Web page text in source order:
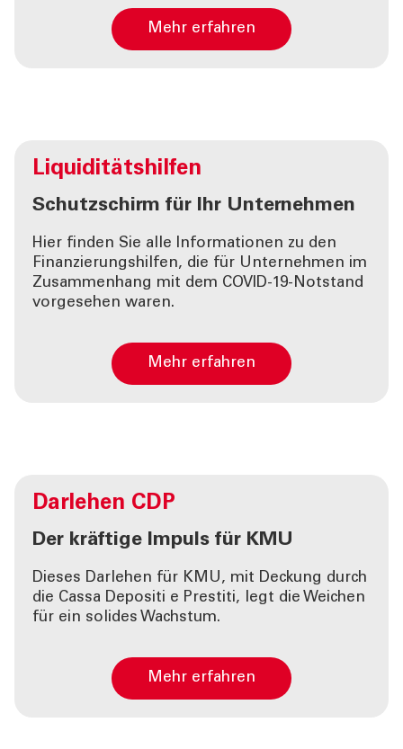
Mehr erfahren
Liquiditätshilfen
Schutzschirm für Ihr Unternehmen
Hier finden Sie alle Informationen zu den
Finanzierungshilfen, die für Unternehmen im
Zusammenhang mit dem COVID-19-Notstand
vorgesehen waren.
Mehr erfahren
Darlehen CDP
Der kräftige Impuls für KMU
Dieses Darlehen für KMU, mit Deckung durch
die Cassa Depositi e Prestiti, legt die Weichen
für ein solides Wachstum.
Mehr erfahren